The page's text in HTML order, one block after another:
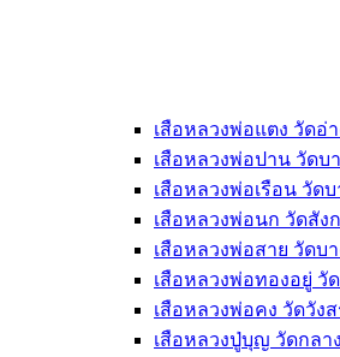
เสือหลวงพ่อแตง วัดอ่
เสือหลวงพ่อปาน วัดบ
เสือหลวงพ่อเรือน วัดบ
เสือหลวงพ่อนก วัดสัง
เสือหลวงพ่อสาย วัดบ
เสือหลวงพ่อทองอยู่ วัด
เสือหลวงพ่อคง วัดวัง
เสือหลวงปู่บุญ วัดกลา